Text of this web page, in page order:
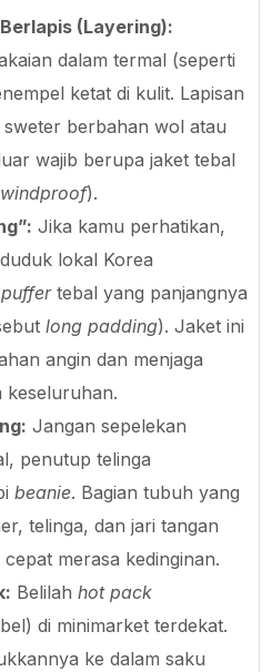
(Layering):
dalam termal (seperti
ketat di kulit. Lapisan
berbahan wol atau
wajib berupa jaket tebal
windproof).
Jika kamu perhatikan,
lokal Korea
puffertebal yang panjangnya
long padding). Jaket ini
angin dan menjaga
keseluruhan.
Jangan sepelekan
penutup telinga
beanie. Bagian tubuh yang
telinga, dan jari tangan
merasa kedinginan.
Belilahhot pack
di minimarket terdekat.
ke dalam saku